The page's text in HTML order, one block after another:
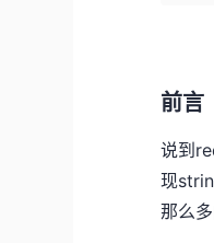
前言
说到
现
那么多